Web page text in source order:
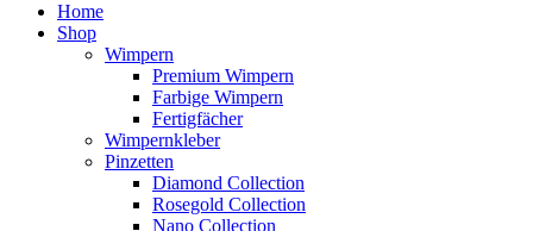
Home
Shop
Wimpern
Premium Wimpern
Farbige Wimpern
Fertigfächer
Wimpernkleber
Pinzetten
Diamond Collection
Rosegold Collection
Nano Collection